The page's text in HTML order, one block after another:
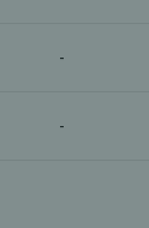
-
-